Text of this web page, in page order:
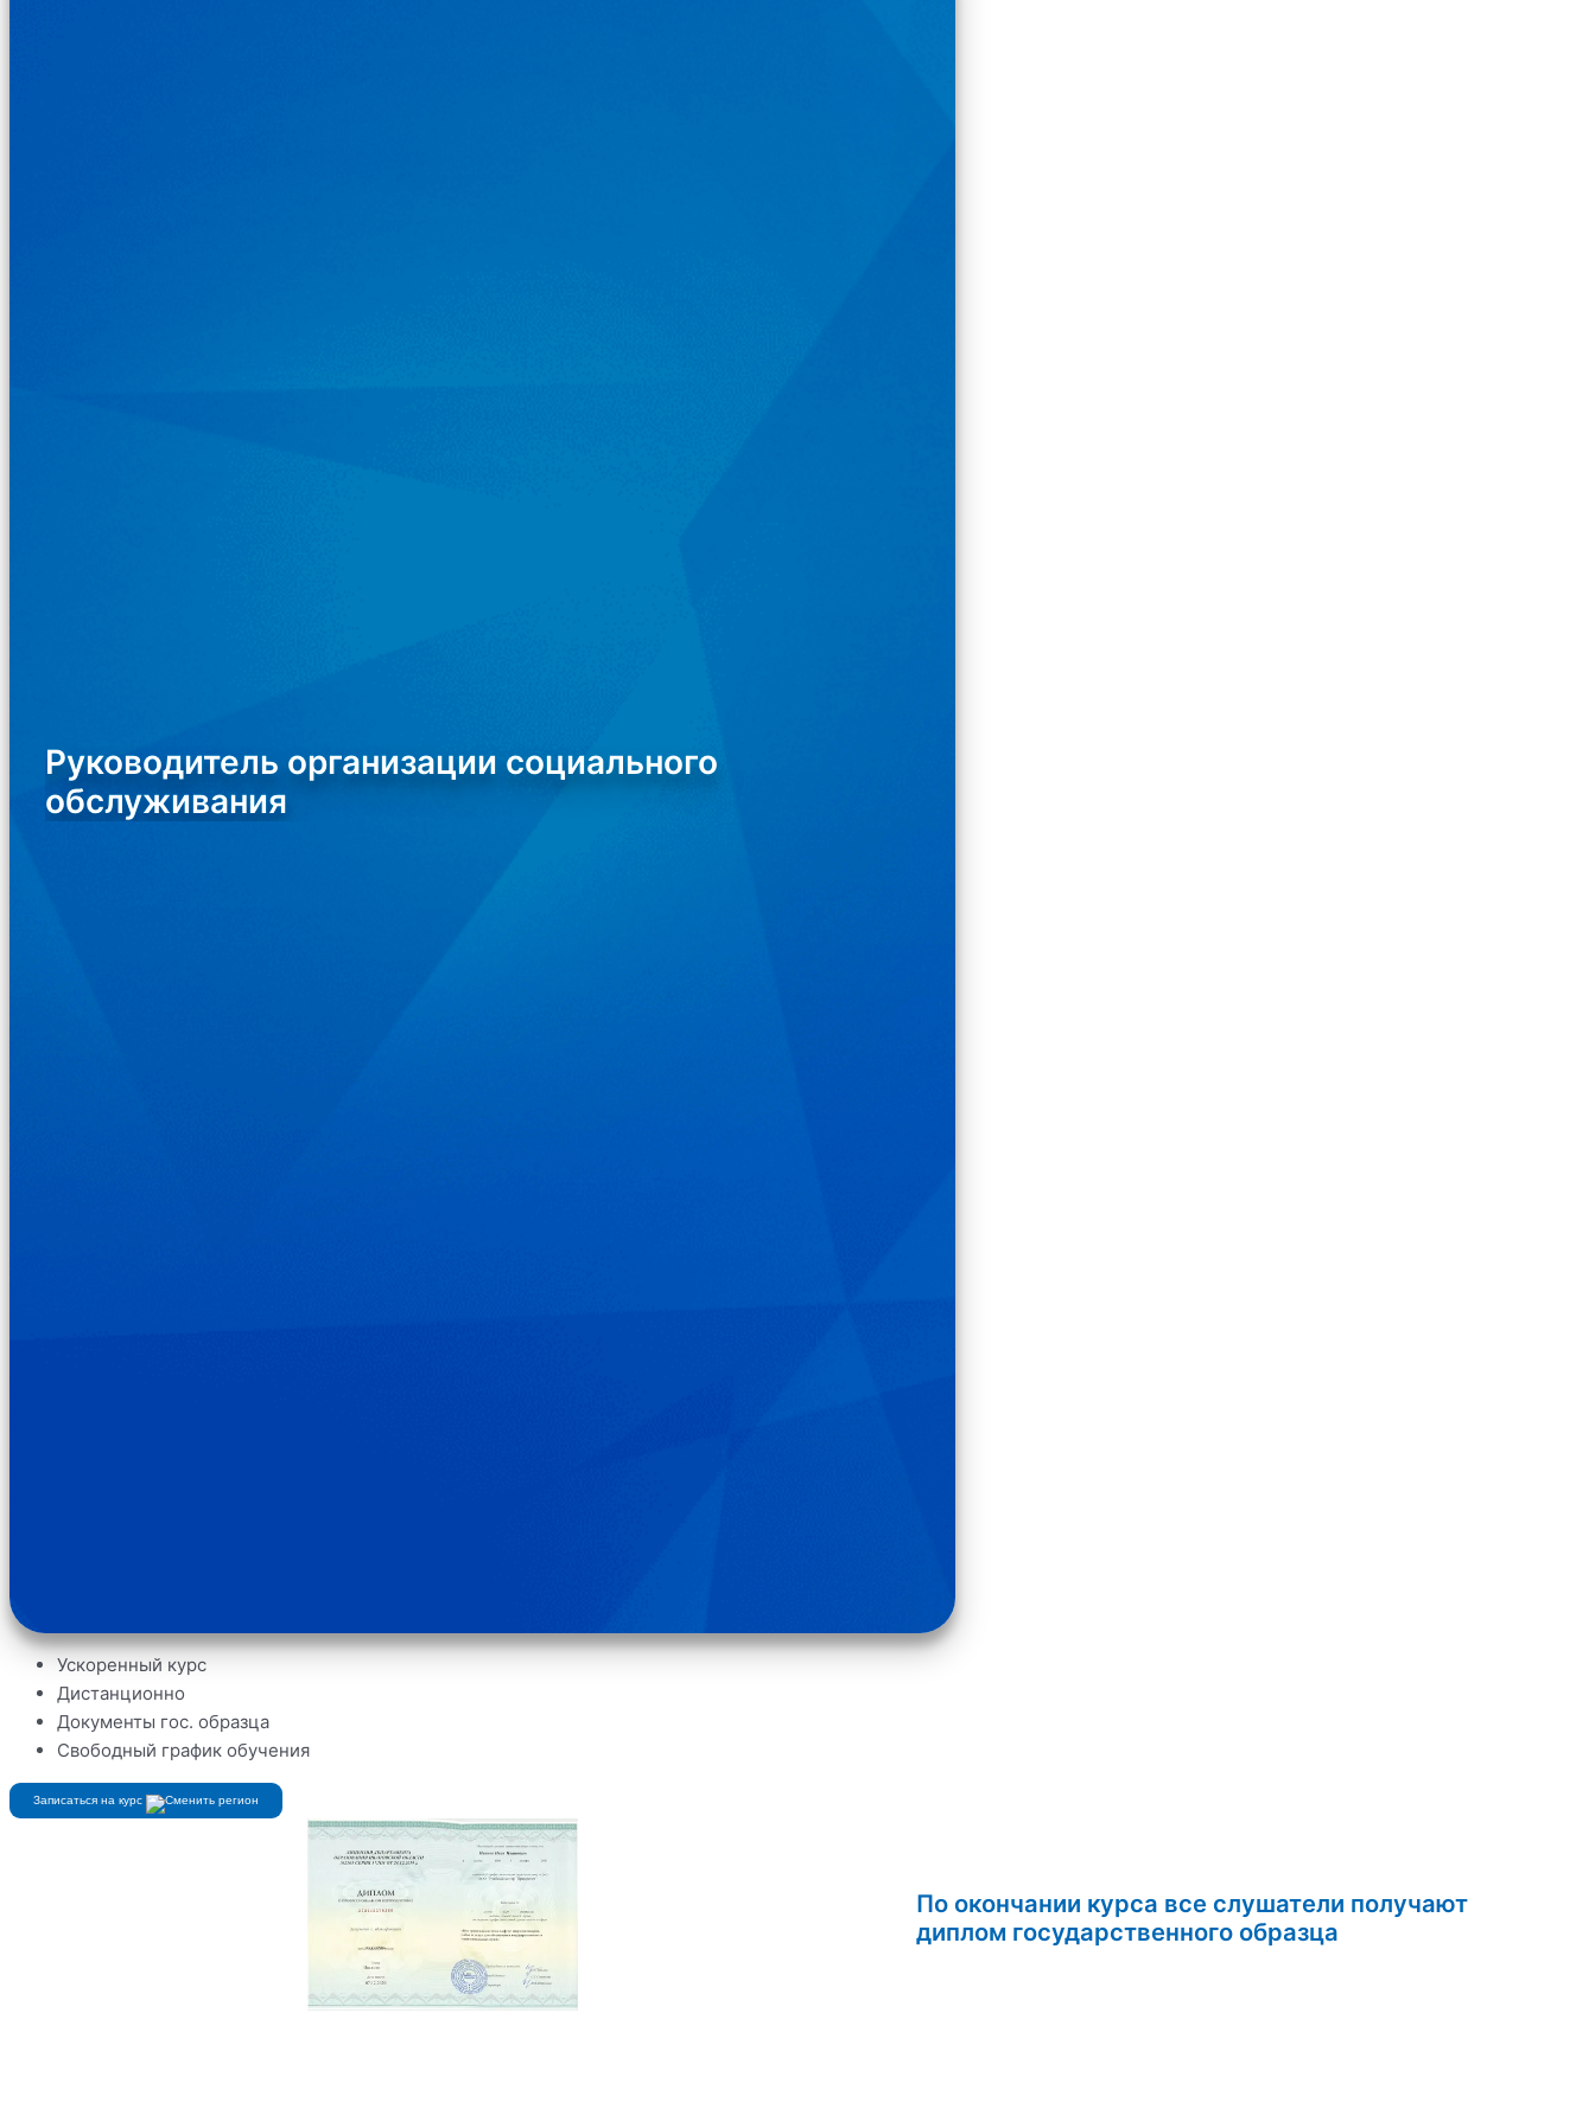
Руководитель организации социального
обслуживания
Ускоренный курс
Дистанционно
Документы гос. образца
Свободный график обучения
Записаться на курс
По окончании курса все слушатели получают
диплом государственного образца